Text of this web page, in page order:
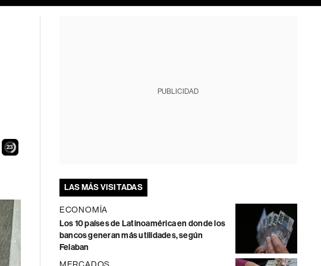
22
PUBLICIDAD
LAS MÁS VISITADAS
ECONOMÍA
Los 10 países de Latinoamérica en donde los
bancos generan más utilidades, según
Felaban